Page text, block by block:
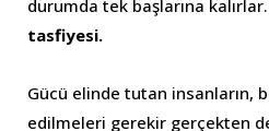
durumda tek başlarına kalırlar.
tasfiyesi.
Gücü elinde tutan insanların,
edilmeleri gerekir gerçekten